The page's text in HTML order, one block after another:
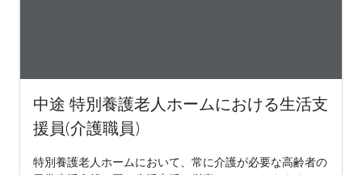
中途 特別養護老人ホームにおける生活支
援員(介護職員)
特別養護老人ホームにおいて、常に介護が必要な高齢者の